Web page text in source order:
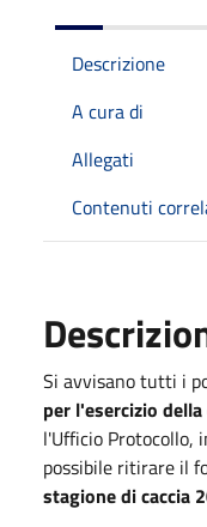
Descrizione
A cura di
Allegati
Contenuti
Si avvisano tutti i
per l'esercizio
l'Ufficio Protocollo,
possibile ritirare il
stagione di caccia